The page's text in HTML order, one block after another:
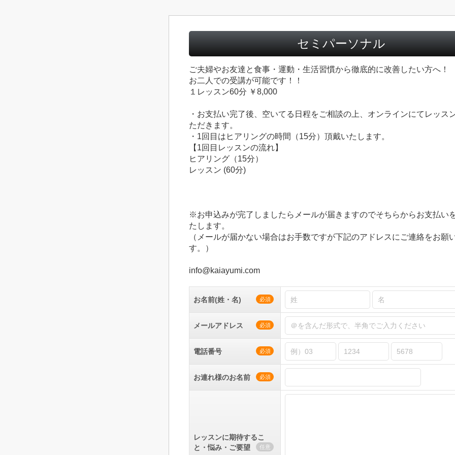
セミパーソナル
ご夫婦やお友達と食事・運動・生活習慣から徹底的に改善したい方へ！
お二人での受講が可能です！！
１レッスン60分 ￥8,000
・お支払い完了後、空いてる日程をご相談の上、オンラインにてレッス
ただきます。
・1回目はヒアリングの時間（15分）頂戴いたします。
【1回目レッスンの流れ】
ヒアリング（15分）
レッスン (60分)
※お申込みが完了しましたらメールが届きますのでそちらからお支払い
たします。
（メールが届かない場合はお手数ですが下記のアドレスにご連絡をお願
す。）
info@kaiayumi.com
お名前(姓・名) 必須
メールアドレス 必須
電話番号 必須
お連れ様のお名前 必須
レッスンに期待するこ
と・悩み・ご要望
任意